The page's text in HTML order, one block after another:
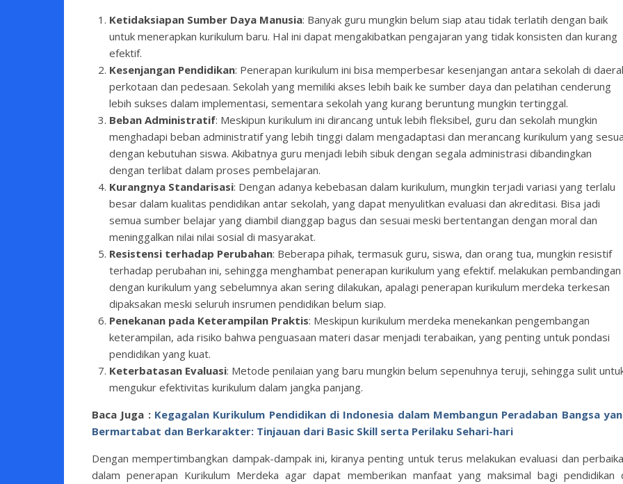
Ketidaksiapan Sumber Daya Manusia: Banyak guru mungkin belum siap atau tidak terlatih dengan baik
untuk menerapkan kurikulum baru. Hal ini dapat mengakibatkan pengajaran yang tidak konsisten dan kurang
efektif.
Kesenjangan Pendidikan: Penerapan kurikulum ini bisa memperbesar kesenjangan antara sekolah di
perkotaan dan pedesaan. Sekolah yang memiliki akses lebih baik ke sumber daya dan pelatihan cenderung
lebih sukses dalam implementasi, sementara sekolah yang kurang beruntung mungkin tertinggal.
Beban Administratif: Meskipun kurikulum ini dirancang untuk lebih fleksibel, guru dan sekolah mungkin
menghadapi beban administratif yang lebih tinggi dalam mengadaptasi dan merancang kurikulum yang
dengan kebutuhan siswa. Akibatnya guru menjadi lebih sibuk dengan segala administrasi dibandingkan
dengan terlibat dalam proses pembelajaran.
Kurangnya Standarisasi: Dengan adanya kebebasan dalam kurikulum, mungkin terjadi variasi yang terlalu
besar dalam kualitas pendidikan antar sekolah, yang dapat menyulitkan evaluasi dan akreditasi. Bisa jadi
semua sumber belajar yang diambil dianggap bagus dan sesuai meski bertentangan dengan moral dan
meninggalkan nilai nilai sosial di masyarakat.
Resistensi terhadap Perubahan: Beberapa pihak, termasuk guru, siswa, dan orang tua, mungkin resistif
terhadap perubahan ini, sehingga menghambat penerapan kurikulum yang efektif. melakukan pembandingan
dengan kurikulum yang sebelumnya akan sering dilakukan, apalagi penerapan kurikulum merdeka terkesan
dipaksakan meski seluruh insrumen pendidikan belum siap.
Penekanan pada Keterampilan Praktis: Meskipun kurikulum merdeka menekankan pengembangan
keterampilan, ada risiko bahwa penguasaan materi dasar menjadi terabaikan, yang penting untuk pondasi
pendidikan yang kuat.
Keterbatasan Evaluasi: Metode penilaian yang baru mungkin belum sepenuhnya teruji, sehingga sulit
mengukur efektivitas kurikulum dalam jangka panjang.
Baca Juga : Kegagalan Kurikulum Pendidikan di Indonesia dalam Membangun Peradaban Bangsa
Bermartabat dan Berkarakter: Tinjauan dari Basic Skill serta Perilaku Sehari-hari
Dengan mempertimbangkan dampak-dampak ini, kiranya penting untuk terus melakukan evaluasi dan
dalam penerapan Kurikulum Merdeka agar dapat memberikan manfaat yang maksimal bagi pendidikan